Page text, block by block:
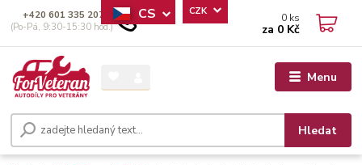
Menu
CS CZK
Hledat
+420 601 335 207
(Po-Pá, 9:30-15:30 hod.)
0 ks
za 0 Kč